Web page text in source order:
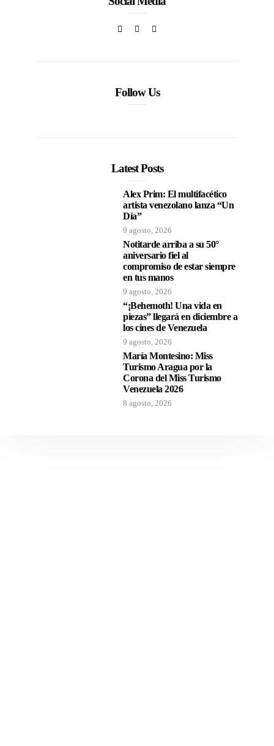
Follow Us
Latest Posts
Alex Prim: El multifacético
artista venezolano lanza “Un
Día”
9 agosto, 2026
Notitarde arriba a su 50°
aniversario fiel al
compromiso de estar siempre
en tus manos
9 agosto, 2026
“¡Behemoth! Una vida en
piezas” llegará en diciembre a
los cines de Venezuela
9 agosto, 2026
María Montesino: Miss
Turismo Aragua por la
Corona del Miss Turismo
Venezuela 2026
8 agosto, 2026